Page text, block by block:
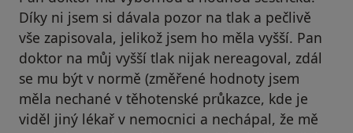
Díky ni jsem si dávala pozor na tlak a pečlivě
vše zapisovala, jelikož jsem ho měla vyšší. Pan
doktor na můj vyšší tlak nijak nereagoval, zdál
se mu být v normě (změřené hodnoty jsem
měla nechané v těhotenské průkazce, kde je
viděl jiný lékař v nemocnici a nechápal, že mě